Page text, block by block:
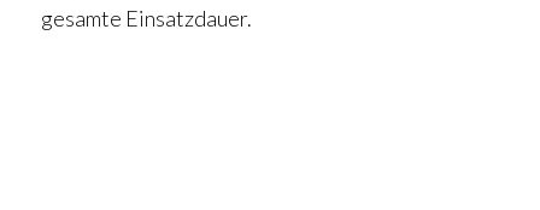
gesamte Einsatzdauer.